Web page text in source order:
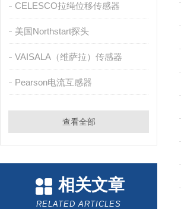
CELESCO拉绳位移传感器
美国Northstart探头
VAISALA（维萨拉）传感器
Pearson电流互感器
查看全部
相关文章
RELATED ARTICLES